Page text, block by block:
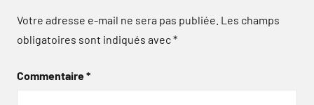
Votre adresse e-mail ne sera pas publiée. Les champs
obligatoires sont indiqués avec*
Commentaire*